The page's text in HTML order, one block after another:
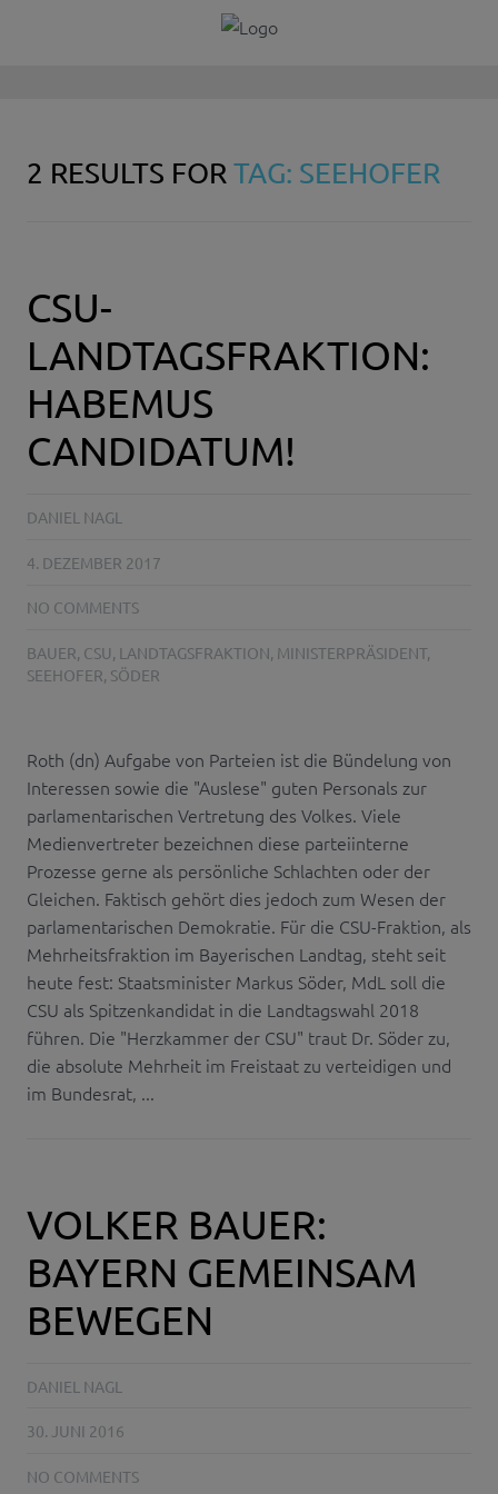
2 RESULTS FORTAG: SEEHOFER
CSU-
LANDTAGSFRAKTION:
HABEMUS
CANDIDATUM!
DANIEL NAGL
4. DEZEMBER 2017
NO COMMENTS
BAUER, CSU, LANDTAGSFRAKTION, MINISTERPRÄSIDENT,
SEEHOFER, SÖDER
Roth (dn) Aufgabe von Parteien ist die Bündelung von
Interessen sowie die "Auslese" guten Personals zur
parlamentarischen Vertretung des Volkes. Viele
Medienvertreter bezeichnen diese parteiinterne
Prozesse gerne als persönliche Schlachten oder der
Gleichen. Faktisch gehört dies jedoch zum Wesen der
parlamentarischen Demokratie. Für die CSU-Fraktion, als
Mehrheitsfraktion im Bayerischen Landtag, steht seit
heute fest: Staatsminister Markus Söder, MdL soll die
CSU als Spitzenkandidat in die Landtagswahl 2018
führen. Die "Herzkammer der CSU" traut Dr. Söder zu,
die absolute Mehrheit im Freistaat zu verteidigen und
im Bundesrat, ...
VOLKER BAUER:
BAYERN GEMEINSAM
BEWEGEN
DANIEL NAGL
30. JUNI 2016
NO COMMENTS